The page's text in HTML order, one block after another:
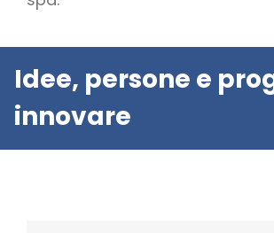
Idee, persone e
innovare